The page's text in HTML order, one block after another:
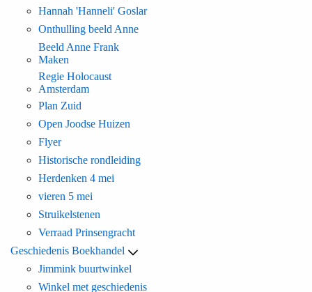
Hannah 'Hanneli' Goslar
Onthulling beeld Anne
Beeld Anne Frank
Maken
Regie Holocaust
Amsterdam
Plan Zuid
Open Joodse Huizen
Flyer
Historische rondleiding
Herdenken 4 mei
vieren 5 mei
Struikelstenen
Verraad Prinsengracht
Geschiedenis Boekhandel
Jimmink buurtwinkel
Winkel met geschiedenis